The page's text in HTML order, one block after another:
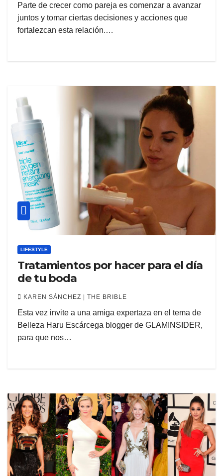
Parte de crecer como pareja es comenzar a avanzar
juntos y tomar ciertas decisiones y acciones que
fortalezcan esta relación.…
LIFESTYLE
Tratamientos por hacer para el día
de tu boda
KAREN SÁNCHEZ | THE BRIBLE
Esta vez invite a una amiga expertaza en el tema de
Belleza Haru Escárcega blogger de GLAMINSIDER,
para que nos…